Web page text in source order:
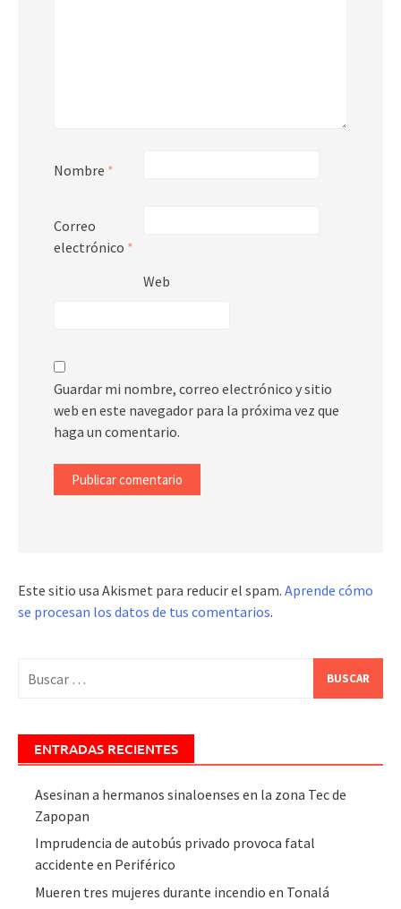
Nombre *
Correo
electrónico *
Web
Guardar mi nombre, correo electrónico y sitio
web en este navegador para la próxima vez que
haga un comentario.
Este sitio usa Akismet para reducir el spam. Aprende cómo
se procesan los datos de tus comentarios.
ENTRADAS RECIENTES
Asesinan a hermanos sinaloenses en la zona Tec de
Zapopan
Imprudencia de autobús privado provoca fatal
accidente en Periférico
Mueren tres mujeres durante incendio en Tonalá